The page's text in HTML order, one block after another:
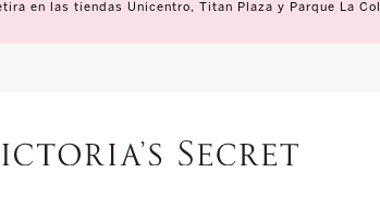
en las tiendas Unicentro, Titan Plaza y Parque La